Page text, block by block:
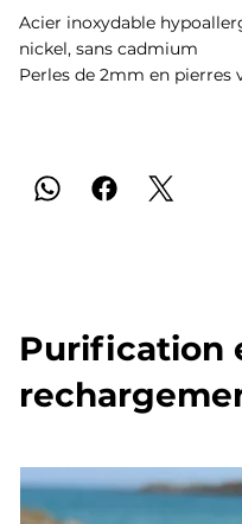
Acier inoxydable
nickel, sans cadmium
Perles de 2mm en pierres
Purification